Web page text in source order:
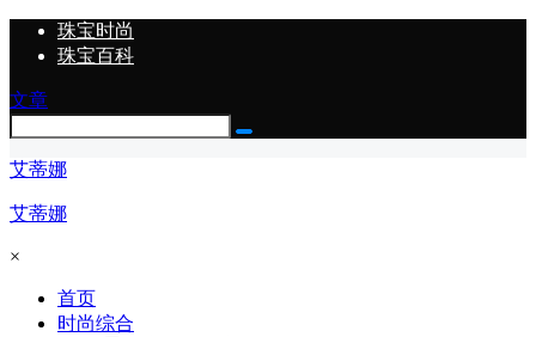
珠宝时尚
珠宝百科
文章
艾蒂娜
艾蒂娜
×
首页
时尚综合